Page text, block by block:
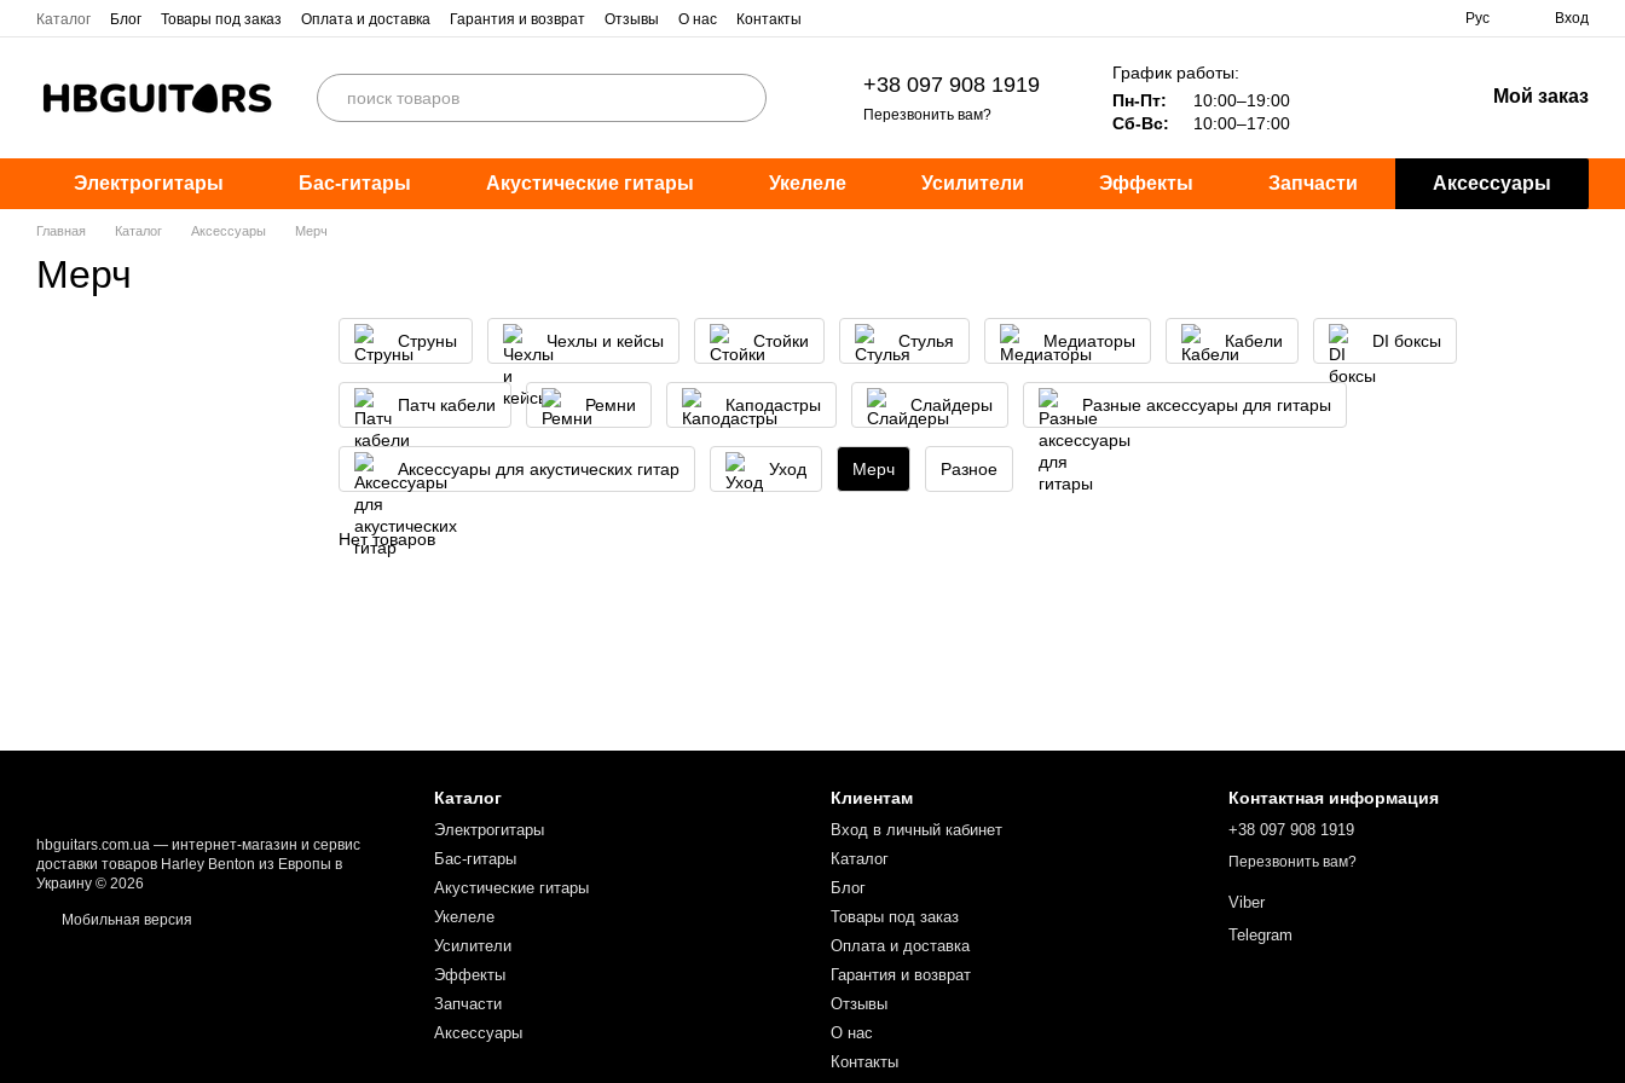
Перейти к основному контенту
Каталог Блог Товары под заказ Оплата и доставка Гарантия и возврат Отзывы О нас Контакты Рус Вход
+38 097 908 1919
Перезвонить вам?
График работы:
Пн-Пт:
10:00–19:00
Сб-Вс:
10:00–17:00
Мой заказ
Электрогитары Бас-гитары Акустические гитары Укелеле Усилители Эффекты Запчасти Аксессуары
Главная Каталог Аксессуары Мерч
Мерч
Струны Чехлы и кейсы Стойки Стулья Медиаторы Кабели DI боксы
Патч кабели Ремни Каподастры Слайдеры Разные аксессуары для гитары
Аксессуары для акустических гитар Уход Мерч Разное
Нет товаров
hbguitars.com.ua — интернет-магазин и сервис
доставки товаров Harley Benton из Европы в
Украину © 2026
Мобильная версия
Каталог
Электрогитары
Бас-гитары
Акустические гитары
Укелеле
Усилители
Эффекты
Запчасти
Аксессуары
Клиентам
Вход в личный кабинет
Каталог
Блог
Товары под заказ
Оплата и доставка
Гарантия и возврат
Отзывы
О нас
Контакты
Контактная информация
+38 097 908 1919
Перезвонить вам?
Viber
Telegram